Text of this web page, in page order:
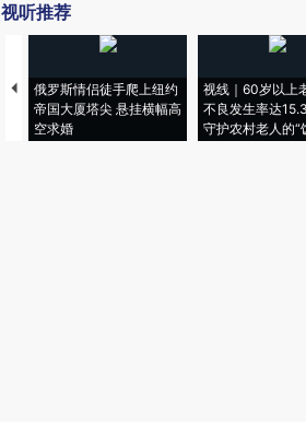
视听推荐
俄罗斯情侣徒手爬上纽约
帝国大厦塔尖 悬挂横幅高
空求婚
视线｜60岁以上
不良发生率达
守护农村老人的“